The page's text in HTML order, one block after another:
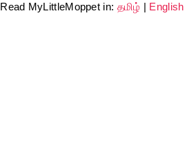
Read MyLittleMoppet in: தமிழ் | English